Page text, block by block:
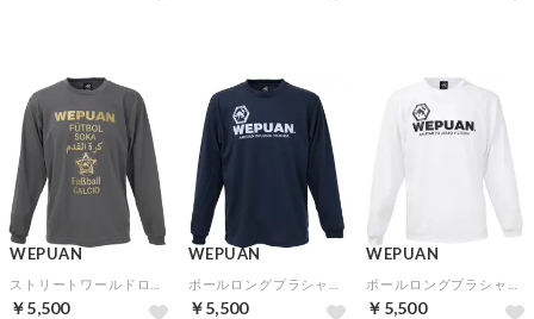
WEPUAN
￥5,500
WEPUAN
￥5,500
WEPUAN
￥5,500